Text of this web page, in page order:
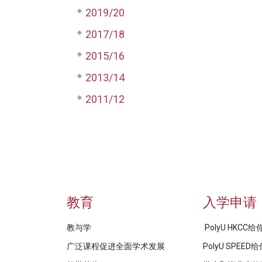
2019/20
2017/18
2015/16
2013/14
2011/12
教育
教与学
广泛课程促进全面学术发展
入学申请
PolyU HKCC给
PolyU SPEED